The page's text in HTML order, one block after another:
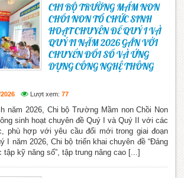
CHI BỘ TRƯỜNG MẦM NON
CHỒI NON TỔ CHỨC SINH
HOẠT CHUYÊN ĐỀ QUÝ I VÀ
QUÝ II NĂM 2026 GẮN VỚI
CHUYỂN ĐỔI SỐ VÀ ỨNG
DỤNG CÔNG NGHỆ THÔNG
Lượt xem: 77
năm 2026, Chi bộ Trường Mầm non Chồi Non
sinh hoạt chuyên đề Quý I và Quý II với các
phù hợp với yêu cầu đổi mới trong giai đoạn
I năm 2026, Chi bộ triển khai chuyên đề “Đảng
tập kỹ năng số”, tập trung nâng cao [...]